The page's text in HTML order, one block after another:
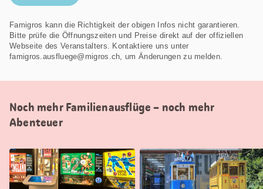
Famigros kann die Richtigkeit der obigen Infos nicht garantieren.
Bitte prüfe die Öffnungszeiten und Preise direkt auf der offiziellen
Webseite des Veranstalters. Kontaktiere uns unter
famigros.ausfluege@migros.ch, um Änderungen zu melden.
Noch mehr Familienausflüge – noch mehr
Abenteuer